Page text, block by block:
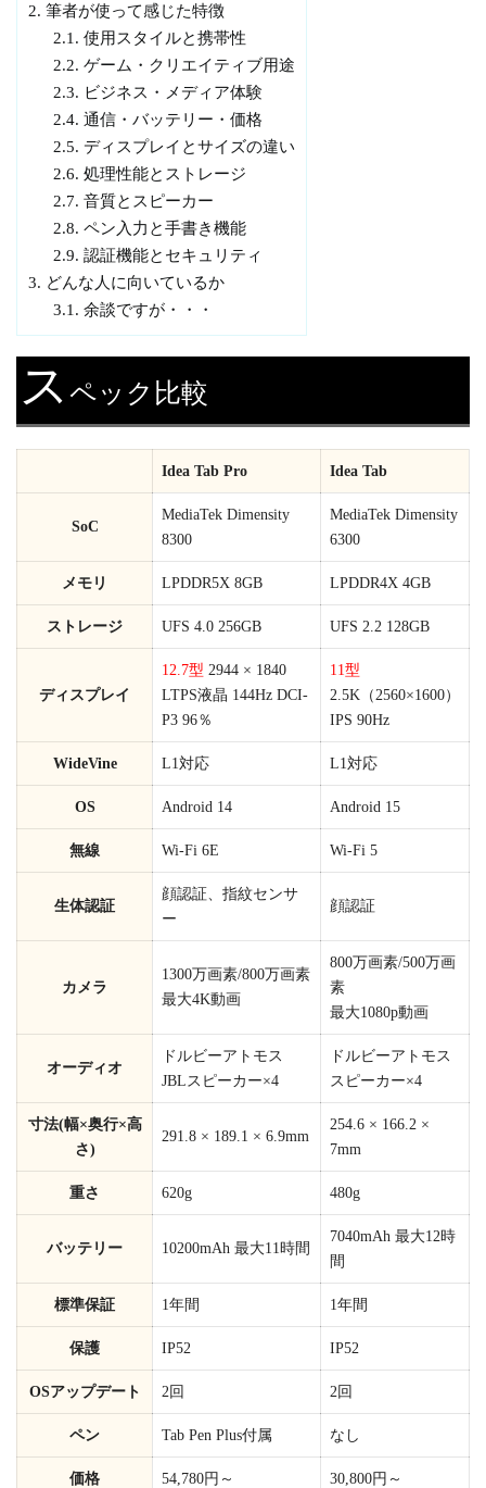
2. 筆者が使って感じた特徴
2.1. 使用スタイルと携帯性
2.2. ゲーム・クリエイティブ用途
2.3. ビジネス・メディア体験
2.4. 通信・バッテリー・価格
2.5. ディスプレイとサイズの違い
2.6. 処理性能とストレージ
2.7. 音質とスピーカー
2.8. ペン入力と手書き機能
2.9. 認証機能とセキュリティ
3. どんな人に向いているか
3.1. 余談ですが・・・
ス ペック比較
Idea Tab Pro Idea Tab
SoC
MediaTek Dimensity
8300
MediaTek Dimensity
6300
メモリ LPDDR5X 8GB LPDDR4X 4GB
ストレージ UFS 4.0 256GB UFS 2.2 128GB
ディスプレイ
12.7型 2944 × 1840
LTPS液晶 144Hz DCI-
P3 96％
11型
2.5K（2560×1600）
IPS 90Hz
WideVine L1対応 L1対応
OS Android 14 Android 15
無線 Wi-Fi 6E Wi-Fi 5
生体認証
顔認証、指紋センサ
ー
顔認証
カメラ
1300万画素/800万画素
最大4K動画
800万画素/500万画
素
最大1080p動画
オーディオ
ドルビーアトモス
JBLスピーカー×4
ドルビーアトモス
スピーカー×4
寸法(幅×奥行×高
さ)
291.8 × 189.1 × 6.9mm
254.6 × 166.2 ×
7mm
重さ 620g 480g
バッテリー 10200mAh 最大11時間
7040mAh 最大12時
間
標準保証 1年間 1年間
保護 IP52 IP52
OSアップデート 2回 2回
ペン Tab Pen Plus付属 なし
価格 54,780円～ 30,800円～